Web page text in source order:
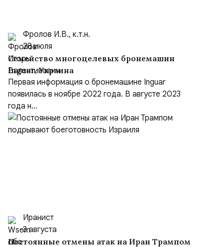
Фролов И.В., к.т.н.
28 июля
Семейство многоцелевых бронемашин
Inguar, Украина
Первая информация о бронемашине Inguar
появилась в ноябре 2022 года. В августе 2023
года н...
Иранист
3 августа
Постоянные отмены атак на Иран Трампом